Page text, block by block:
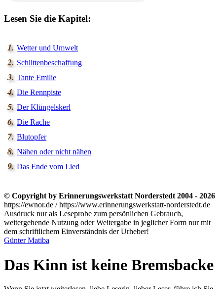
Lesen Sie die Kapitel:
Wetter und Umwelt
Schlittenbeschaffung
Tante Emilie
Die Rennpiste
Der Klüngelskerl
Die Rache
Blutopfer
Nähen oder nicht nähen
Das Ende vom Lied
© Copyright by Erinnerungswerkstatt Norderstedt 2004 - 2026
https://ewnor.de / https://www.erinnerungswerkstatt-norderstedt.de
Ausdruck nur als Leseprobe zum persönlichen Gebrauch,
weitergehende Nutzung oder Weitergabe in jeglicher Form nur mit
dem schriftlichem Einverständnis der Urheber!
Günter Matiba
Das Kinn ist keine Bremsbacke